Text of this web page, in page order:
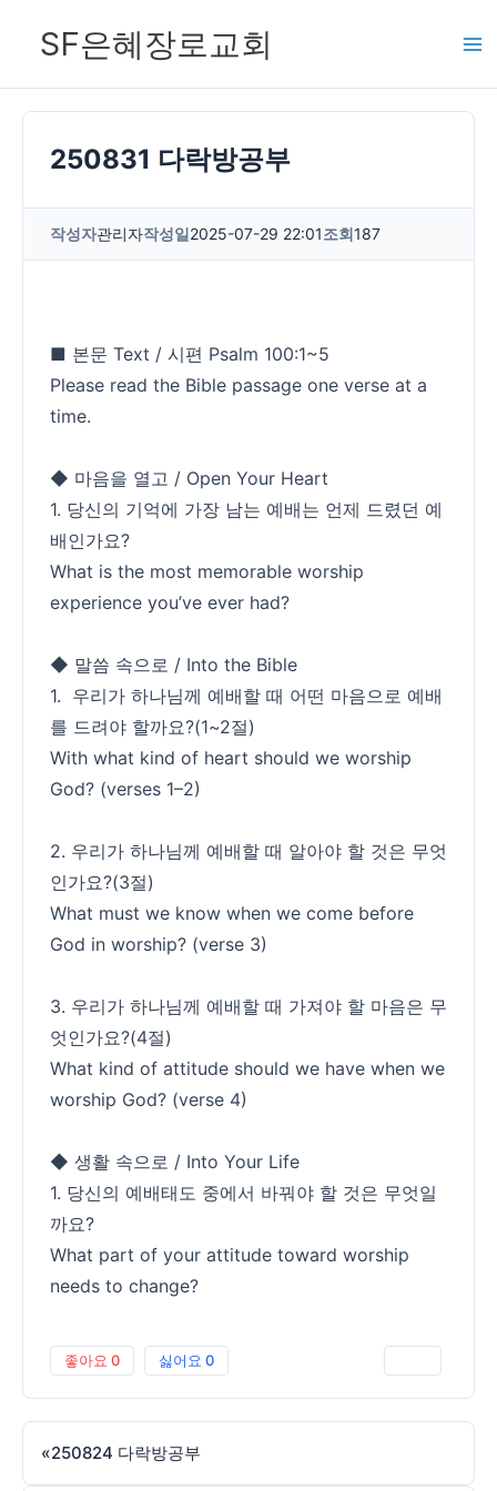
SF은혜장로교회
250831 다락방공부
작성자관리자작성일2025-07-29 22:01조회187
■ 본문 Text / 시편 Psalm 100:1~5
Please read the Bible passage one verse at a
time.
◆ 마음을 열고 / Open Your Heart
1. 당신의 기억에 가장 남는 예배는 언제 드렸던 예
배인가요?
What is the most memorable worship
experience you’ve ever had?
◆ 말씀 속으로 / Into the Bible
1. 우리가 하나님께 예배할 때 어떤 마음으로 예배
를 드려야 할까요?(1~2절)
With what kind of heart should we worship
God? (verses 1–2)
2. 우리가 하나님께 예배할 때 알아야 할 것은 무엇
인가요?(3절)
What must we know when we come before
God in worship? (verse 3)
3. 우리가 하나님께 예배할 때 가져야 할 마음은 무
엇인가요?(4절)
What kind of attitude should we have when we
worship God? (verse 4)
◆ 생활 속으로 / Into Your Life
1. 당신의 예배태도 중에서 바꿔야 할 것은 무엇일
까요?
What part of your attitude toward worship
needs to change?
좋아요 0 싫어요 0
«250824 다락방공부